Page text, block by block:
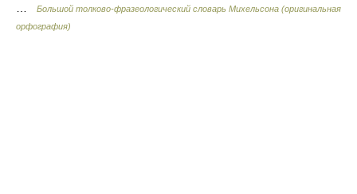
Большой толково-фразеологический словарь Михельсона (оригинальная
орфография)